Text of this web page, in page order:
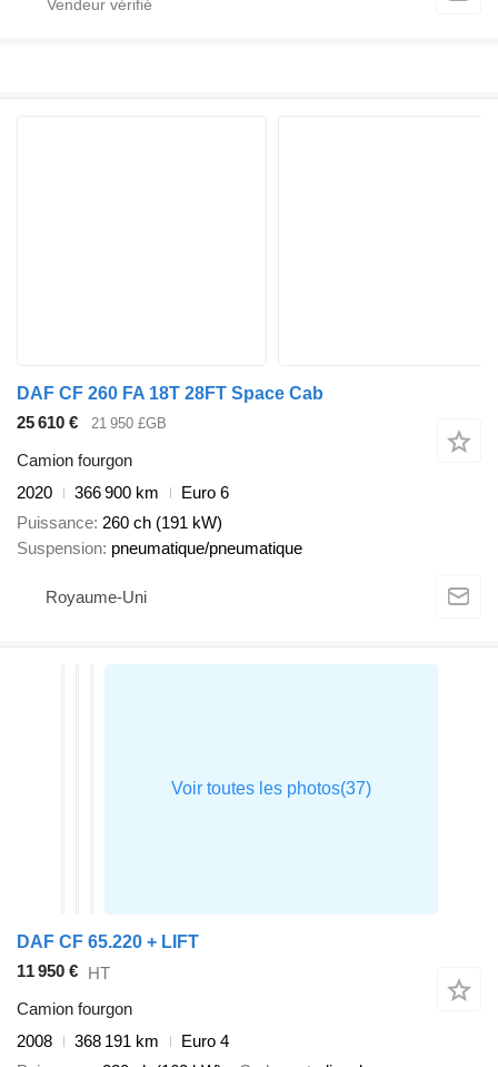
DAF CF 260 FA 18T 28FT Space Cab
25 610 €
21 950 £GB
Camion fourgon
2020
366 900 km
Euro 6
Puissance 260 ch (191 kW)
Suspension pneumatique/pneumatique
Royaume-Uni
DAF CF 65.220 + LIFT
11 950 € HT
Camion fourgon
2008
368 191 km
Euro 4